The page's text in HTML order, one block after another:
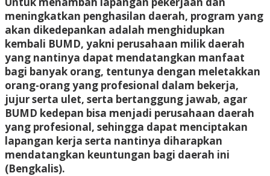
meningkatkan penghasilan daerah, program yang
akan dikedepankan adalah menghidupkan
kembali BUMD, yakni perusahaan milik daerah
yang nantinya dapat mendatangkan manfaat
bagi banyak orang, tentunya dengan meletakkan
orang-orang yang profesional dalam bekerja,
jujur serta ulet, serta bertanggung jawab, agar
BUMD kedepan bisa menjadi perusahaan daerah
yang profesional, sehingga dapat menciptakan
lapangan kerja serta nantinya diharapkan
mendatangkan keuntungan bagi daerah ini
(Bengkalis).